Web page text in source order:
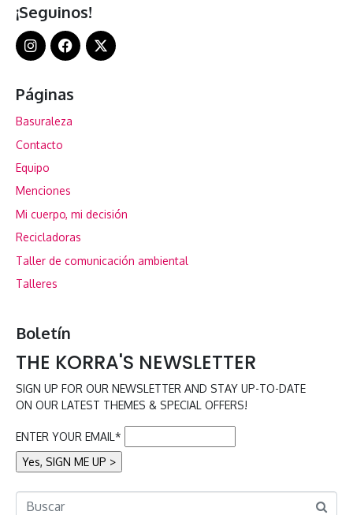
¡Seguinos!
Páginas
Basuraleza
Contacto
Equipo
Menciones
Mi cuerpo, mi decisión
Recicladoras
Taller de comunicación ambiental
Talleres
Boletín
THE KORRA'S NEWSLETTER
SIGN UP FOR OUR NEWSLETTER AND STAY UP-TO-DATE
ON OUR LATEST THEMES & SPECIAL OFFERS!
ENTER YOUR EMAIL*